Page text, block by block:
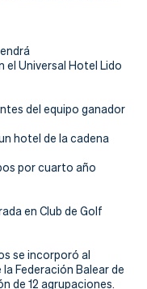
el Universal Hotel Lido
del equipo ganador
hotel de la cadena
por cuarto año
en Club de Golf
se incorporó al
Federación Balear de
de 12 agrupaciones.